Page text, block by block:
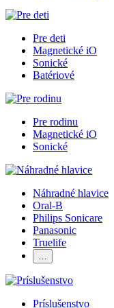
Pre deti
Magnetické iO
Sonické
Batériové
Pre rodinu
Magnetické iO
Sonické
Náhradné hlavice
Oral-B
Philips Sonicare
Panasonic
Truelife
…
Príslušenstvo